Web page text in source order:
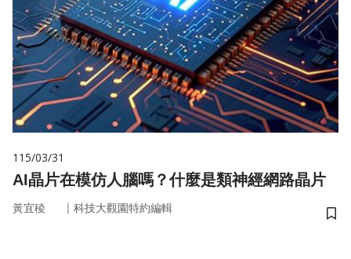
115/03/31
AI晶片在模仿人腦嗎？什麼是類神經網路晶片
黃宜稜 ｜ 科技大觀園特約編輯
儲